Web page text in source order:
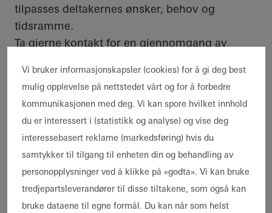
tilpasses deltakernes ønsker, behov og
tidsramme.
Ta gjerne kontakt for en gjennomgang av
ønsket kursmodell.
Kurssted
Vi holder kurs ved vårt kontor på Helsfyr
Atrium (6. etasje), Innspurten 15, 0663 Oslo.
Kursene kan arrangeres på ønsket sted i
Norge, og tilpasses etter lokale behov.
Vi bruker informasjonskapsler (cookies) for å gi deg best
mulig opplevelse på nettstedet vårt og for å forbedre
kommunikasjonen med deg. Vi kan spore hvilket innhold
du er interessert i (statistikk og analyse) og vise deg
interessebasert reklame (markedsføring) hvis du
samtykker til tilgang til enheten din og behandling av
personopplysninger ved å klikke på «godta». Vi kan bruke
tredjepartsleverandører til disse tiltakene, som også kan
bruke dataene til egne formål. Du kan når som helst